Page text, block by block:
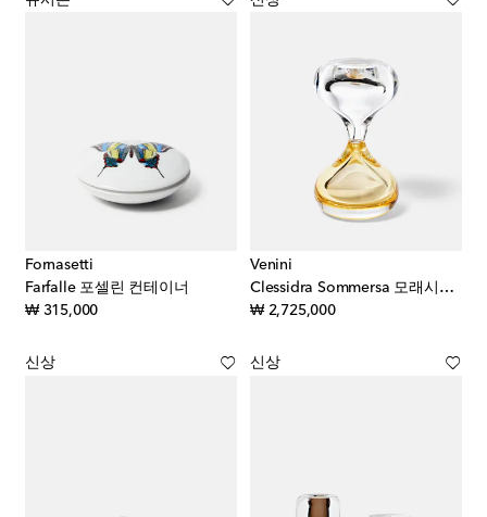
Fornasetti
Farfalle 포셀린 컨테이너
₩ 315,000original price
Venini
Clessidra Sommersa 모래시계 by Fulvio Bianconi & Paolo Venini
₩ 2,725,000original price
신상 신상